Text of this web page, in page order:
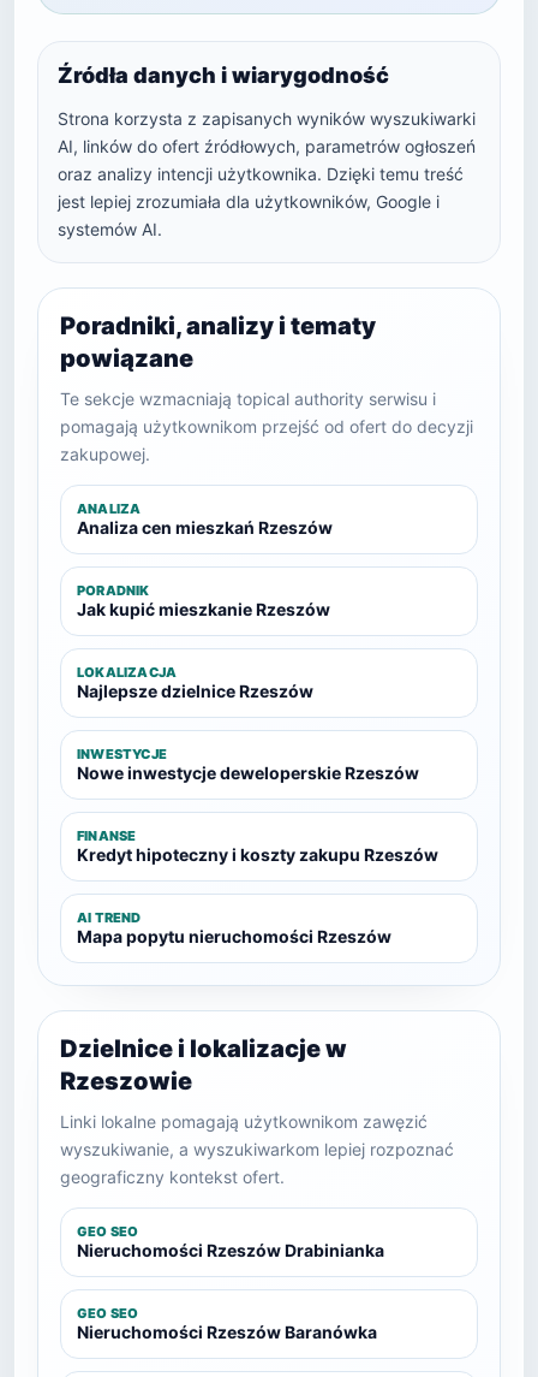
Źródła danych i wiarygodność
Strona korzysta z zapisanych wyników wyszukiwarki
AI, linków do ofert źródłowych, parametrów ogłoszeń
oraz analizy intencji użytkownika. Dzięki temu treść
jest lepiej zrozumiała dla użytkowników, Google i
systemów AI.
Poradniki, analizy i tematy
powiązane
Te sekcje wzmacniają topical authority serwisu i
pomagają użytkownikom przejść od ofert do decyzji
zakupowej.
ANALIZA
Analiza cen mieszkań Rzeszów
PORADNIK
Jak kupić mieszkanie Rzeszów
LOKALIZACJA
Najlepsze dzielnice Rzeszów
INWESTYCJE
Nowe inwestycje deweloperskie Rzeszów
FINANSE
Kredyt hipoteczny i koszty zakupu Rzeszów
AI TREND
Mapa popytu nieruchomości Rzeszów
Dzielnice i lokalizacje w
Rzeszowie
Linki lokalne pomagają użytkownikom zawęzić
wyszukiwanie, a wyszukiwarkom lepiej rozpoznać
geograficzny kontekst ofert.
GEO SEO
Nieruchomości Rzeszów Drabinianka
GEO SEO
Nieruchomości Rzeszów Baranówka